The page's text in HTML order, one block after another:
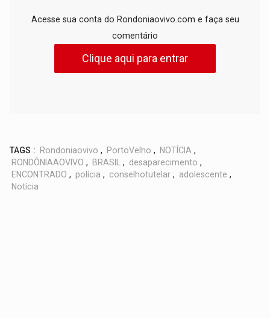
Acesse sua conta do Rondoniaovivo.com e faça seu
comentário
Clique aqui para entrar
TAGS : Rondoniaovivo , PortoVelho , NOTÍCIA ,
RONDÔNIAAOVIVO , BRASIL , desaparecimento ,
ENCONTRADO , polícia , conselhotutelar , adolescente ,
Notícia